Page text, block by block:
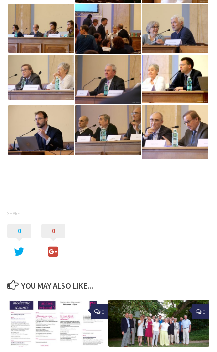
SHARE
0 0
YOU MAY ALSO LIKE...
0 0